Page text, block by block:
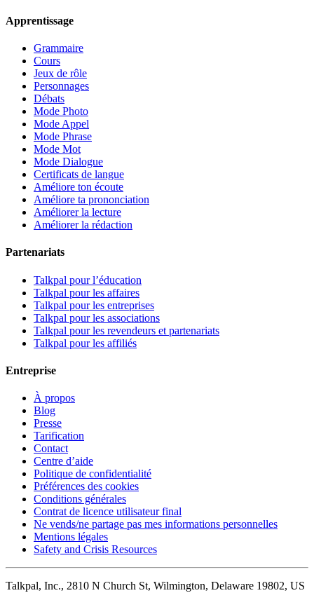
Apprentissage
Grammaire
Cours
Jeux de rôle
Personnages
Débats
Mode Photo
Mode Appel
Mode Phrase
Mode Mot
Mode Dialogue
Certificats de langue
Améliore ton écoute
Améliore ta prononciation
Améliorer la lecture
Améliorer la rédaction
Partenariats
Talkpal pour l’éducation
Talkpal pour les affaires
Talkpal pour les entreprises
Talkpal pour les associations
Talkpal pour les revendeurs et partenariats
Talkpal pour les affiliés
Entreprise
À propos
Blog
Presse
Tarification
Contact
Centre d’aide
Politique de confidentialité
Préférences des cookies
Conditions générales
Contrat de licence utilisateur final
Ne vends/ne partage pas mes informations personnelles
Mentions légales
Safety and Crisis Resources
Talkpal, Inc., 2810 N Church St, Wilmington, Delaware 19802, US